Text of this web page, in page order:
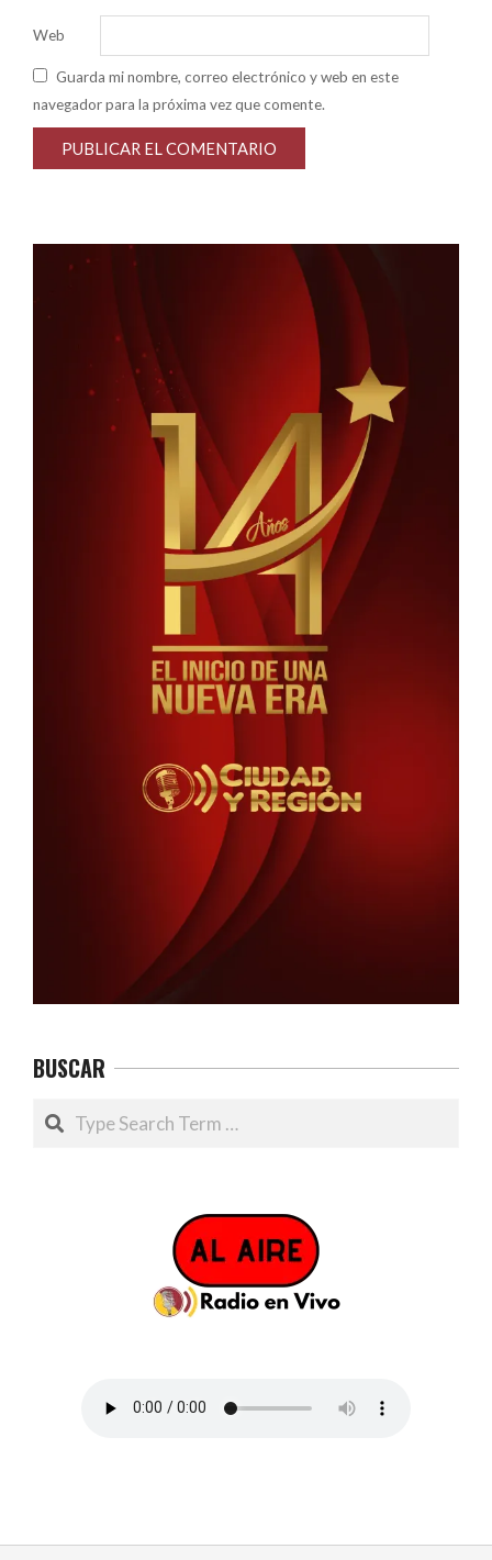
Web
Guarda mi nombre, correo electrónico y web en este
navegador para la próxima vez que comente.
BUSCAR
Search